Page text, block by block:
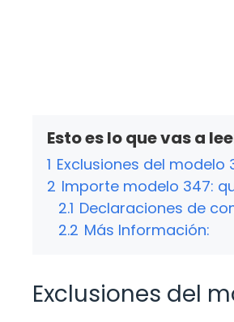
Esto es lo que vas a
1 Exclusiones del modelo
2 Importe modelo 347:
2.1 Declaraciones de
2.2 Más Información:
Exclusiones del